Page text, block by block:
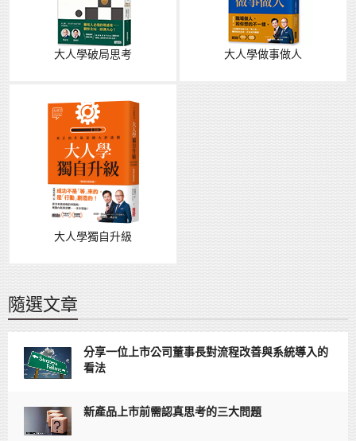
大人學破局思考 大人學做事做人
大人學獨自升級
隨選文章
分享一位上市公司董事長對流程改善與系統導入的
看法
新產品上市前需認真思考的三大問題